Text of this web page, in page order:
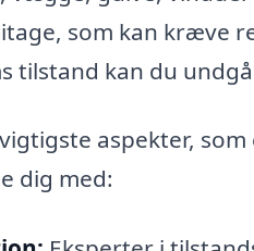
som kan kræve
tilstand kan du
aspekter,
dig med: